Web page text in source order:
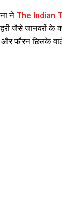
ने The Indian
जैसे जानवरों
फौरन छिलके